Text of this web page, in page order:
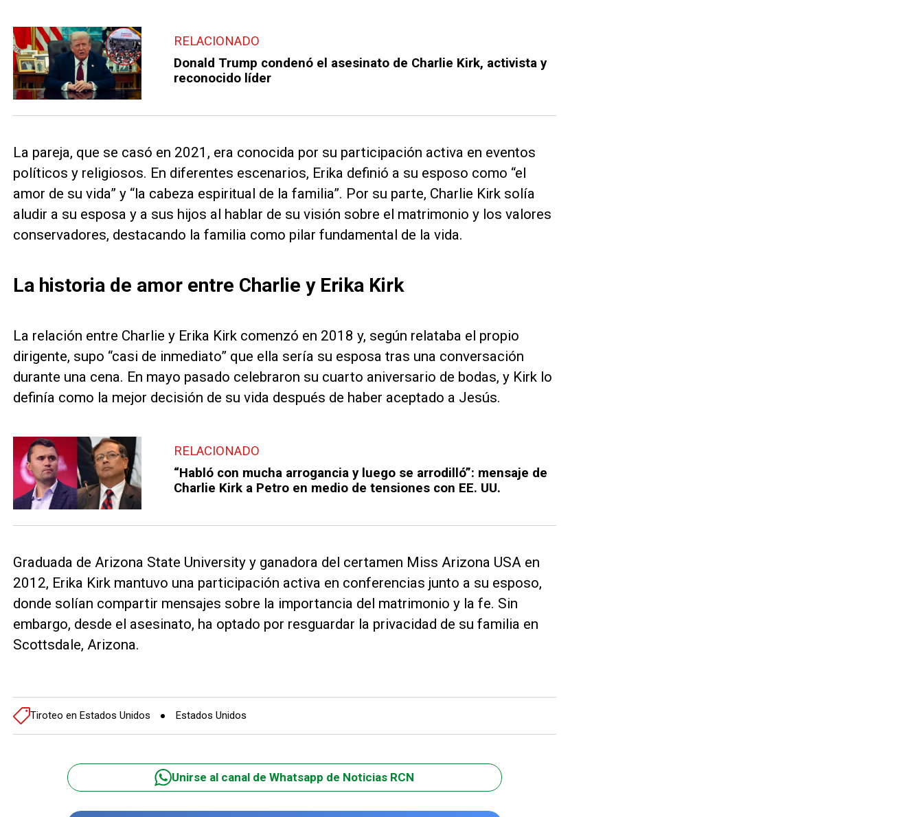
RELACIONADO
Donald Trump condenó el asesinato de Charlie Kirk, activista y
reconocido líder
La pareja, que se casó en 2021, era conocida por su participación activa en eventos
políticos y religiosos. En diferentes escenarios, Erika definió a su esposo como “el
amor de su vida” y “la cabeza espiritual de la familia”. Por su parte, Charlie Kirk solía
aludir a su esposa y a sus hijos al hablar de su visión sobre el matrimonio y los valores
conservadores, destacando la familia como pilar fundamental de la vida.
La historia de amor entre Charlie y Erika Kirk
La relación entre Charlie y Erika Kirk comenzó en 2018 y, según relataba el propio
dirigente, supo “casi de inmediato” que ella sería su esposa tras una conversación
durante una cena. En mayo pasado celebraron su cuarto aniversario de bodas, y Kirk lo
definía como la mejor decisión de su vida después de haber aceptado a Jesús.
RELACIONADO
“Habló con mucha arrogancia y luego se arrodilló”: mensaje de
Charlie Kirk a Petro en medio de tensiones con EE. UU.
Graduada de Arizona State University y ganadora del certamen Miss Arizona USA en
2012, Erika Kirk mantuvo una participación activa en conferencias junto a su esposo,
donde solían compartir mensajes sobre la importancia del matrimonio y la fe. Sin
embargo, desde el asesinato, ha optado por resguardar la privacidad de su familia en
Scottsdale, Arizona.
Tiroteo en Estados Unidos Estados Unidos
Unirse al canal de Whatsapp de Noticias RCN